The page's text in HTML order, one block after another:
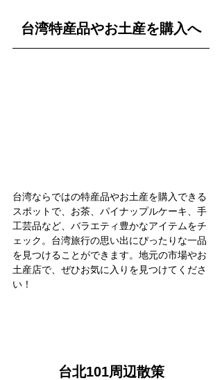
台湾特産品やお土産を購入へ
台湾ならではの特産品やお土産を購入できる
スポットで、お茶、パイナップルケーキ、手
工芸品など、バラエティ豊かなアイテムをチ
ェック。台湾旅行の思い出にぴったりな一品
を見つけることができます。地元の市場やお
土産店で、ぜひお気に入りを見つけてくださ
い！
台北101周辺散策